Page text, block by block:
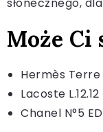
Może Ci
Hermès Terre
Lacoste
Chanel N°5